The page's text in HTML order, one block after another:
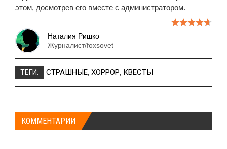
этом, досмотрев его вместе с администратором.
Наталия Ришко
Журналист/foxsovet
ТЕГИ: СТРАШНЫЕ, ХОРРОР, КВЕСТЫ
КОММЕНТАРИИ